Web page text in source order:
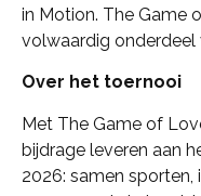
in Motion. The Game
volwaardig onderdeel
Over het toernooi
Met The Game of
bijdrage leveren aan
2026: samen sporten,